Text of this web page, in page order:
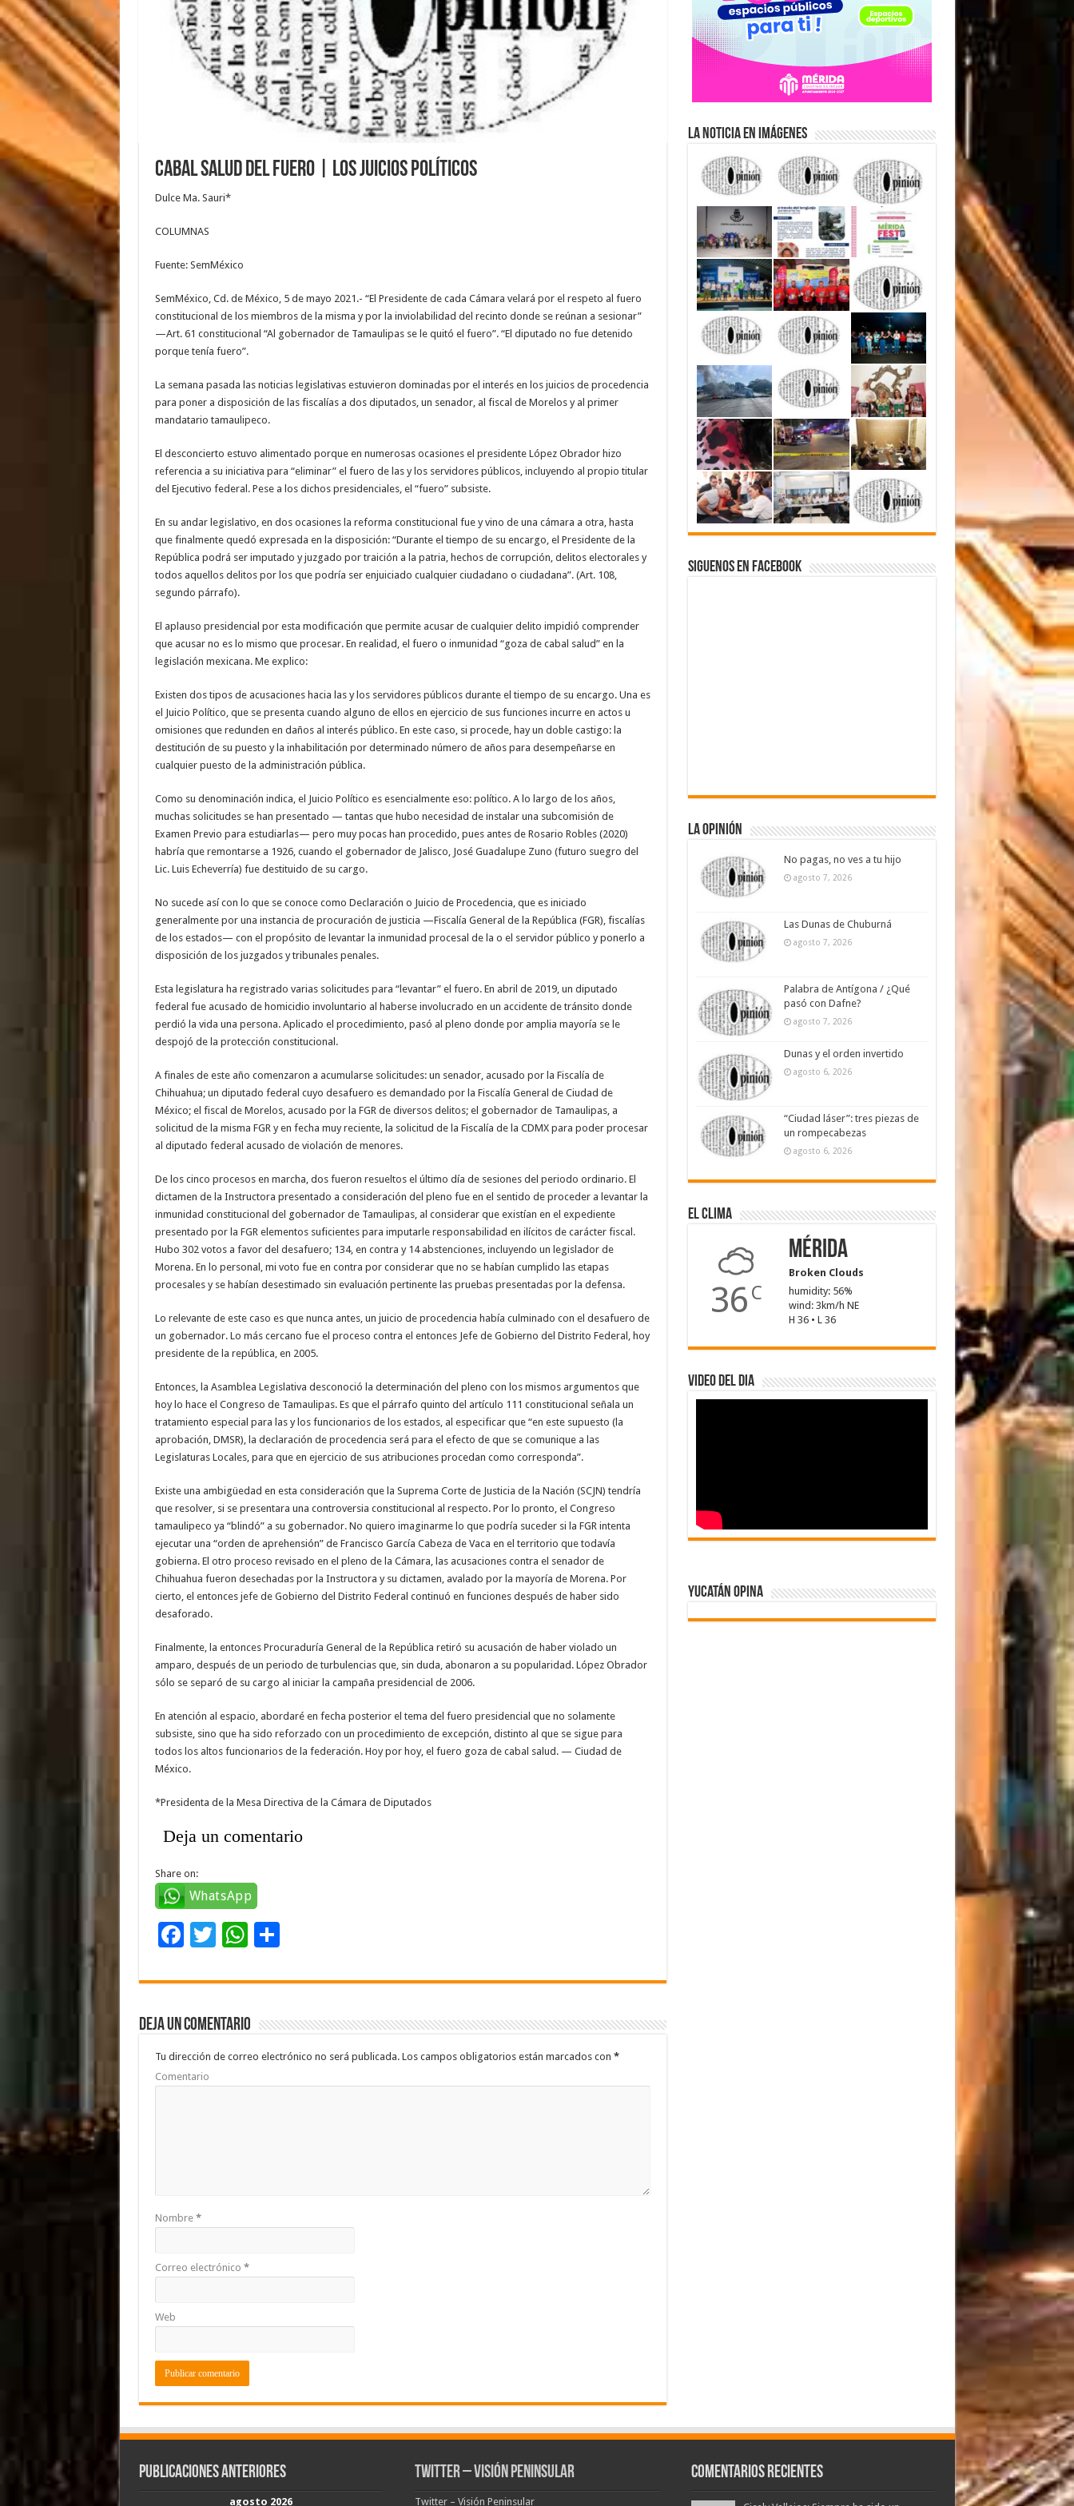
Cabal salud del fuero | Los juicios políticos
Dulce Ma. Sauri*
COLUMNAS
Fuente: SemMéxico
SemMéxico, Cd. de México, 5 de mayo 2021.- “El Presidente de cada Cámara velará por el respeto al fuero
constitucional de los miembros de la misma y por la inviolabilidad del recinto donde se reúnan a sesionar”
—Art. 61 constitucional “Al gobernador de Tamaulipas se le quitó el fuero”. “El diputado no fue detenido
porque tenía fuero”.
La semana pasada las noticias legislativas estuvieron dominadas por el interés en los juicios de procedencia
para poner a disposición de las fiscalías a dos diputados, un senador, al fiscal de Morelos y al primer
mandatario tamaulipeco.
El desconcierto estuvo alimentado porque en numerosas ocasiones el presidente López Obrador hizo
referencia a su iniciativa para “eliminar” el fuero de las y los servidores públicos, incluyendo al propio titular
del Ejecutivo federal. Pese a los dichos presidenciales, el “fuero” subsiste.
En su andar legislativo, en dos ocasiones la reforma constitucional fue y vino de una cámara a otra, hasta
que finalmente quedó expresada en la disposición: “Durante el tiempo de su encargo, el Presidente de la
República podrá ser imputado y juzgado por traición a la patria, hechos de corrupción, delitos electorales y
todos aquellos delitos por los que podría ser enjuiciado cualquier ciudadano o ciudadana”. (Art. 108,
segundo párrafo).
El aplauso presidencial por esta modificación que permite acusar de cualquier delito impidió comprender
que acusar no es lo mismo que procesar. En realidad, el fuero o inmunidad “goza de cabal salud” en la
legislación mexicana. Me explico:
Existen dos tipos de acusaciones hacia las y los servidores públicos durante el tiempo de su encargo. Una es
el Juicio Político, que se presenta cuando alguno de ellos en ejercicio de sus funciones incurre en actos u
omisiones que redunden en daños al interés público. En este caso, si procede, hay un doble castigo: la
destitución de su puesto y la inhabilitación por determinado número de años para desempeñarse en
cualquier puesto de la administración pública.
Como su denominación indica, el Juicio Político es esencialmente eso: político. A lo largo de los años,
muchas solicitudes se han presentado — tantas que hubo necesidad de instalar una subcomisión de
Examen Previo para estudiarlas— pero muy pocas han procedido, pues antes de Rosario Robles (2020)
habría que remontarse a 1926, cuando el gobernador de Jalisco, José Guadalupe Zuno (futuro suegro del
Lic. Luis Echeverría) fue destituido de su cargo.
No sucede así con lo que se conoce como Declaración o Juicio de Procedencia, que es iniciado
generalmente por una instancia de procuración de justicia —Fiscalía General de la República (FGR), fiscalías
de los estados— con el propósito de levantar la inmunidad procesal de la o el servidor público y ponerlo a
disposición de los juzgados y tribunales penales.
Esta legislatura ha registrado varias solicitudes para “levantar” el fuero. En abril de 2019, un diputado
federal fue acusado de homicidio involuntario al haberse involucrado en un accidente de tránsito donde
perdió la vida una persona. Aplicado el procedimiento, pasó al pleno donde por amplia mayoría se le
despojó de la protección constitucional.
A finales de este año comenzaron a acumularse solicitudes: un senador, acusado por la Fiscalía de
Chihuahua; un diputado federal cuyo desafuero es demandado por la Fiscalía General de Ciudad de
México; el fiscal de Morelos, acusado por la FGR de diversos delitos; el gobernador de Tamaulipas, a
solicitud de la misma FGR y en fecha muy reciente, la solicitud de la Fiscalía de la CDMX para poder procesar
al diputado federal acusado de violación de menores.
De los cinco procesos en marcha, dos fueron resueltos el último día de sesiones del periodo ordinario. El
dictamen de la Instructora presentado a consideración del pleno fue en el sentido de proceder a levantar la
inmunidad constitucional del gobernador de Tamaulipas, al considerar que existían en el expediente
presentado por la FGR elementos suficientes para imputarle responsabilidad en ilícitos de carácter fiscal.
Hubo 302 votos a favor del desafuero; 134, en contra y 14 abstenciones, incluyendo un legislador de
Morena. En lo personal, mi voto fue en contra por considerar que no se habían cumplido las etapas
procesales y se habían desestimado sin evaluación pertinente las pruebas presentadas por la defensa.
Lo relevante de este caso es que nunca antes, un juicio de procedencia había culminado con el desafuero de
un gobernador. Lo más cercano fue el proceso contra el entonces Jefe de Gobierno del Distrito Federal, hoy
presidente de la república, en 2005.
Entonces, la Asamblea Legislativa desconoció la determinación del pleno con los mismos argumentos que
hoy lo hace el Congreso de Tamaulipas. Es que el párrafo quinto del artículo 111 constitucional señala un
tratamiento especial para las y los funcionarios de los estados, al especificar que “en este supuesto (la
aprobación, DMSR), la declaración de procedencia será para el efecto de que se comunique a las
Legislaturas Locales, para que en ejercicio de sus atribuciones procedan como corresponda”.
Existe una ambigüedad en esta consideración que la Suprema Corte de Justicia de la Nación (SCJN) tendría
que resolver, si se presentara una controversia constitucional al respecto. Por lo pronto, el Congreso
tamaulipeco ya “blindó” a su gobernador. No quiero imaginarme lo que podría suceder si la FGR intenta
ejecutar una “orden de aprehensión” de Francisco García Cabeza de Vaca en el territorio que todavía
gobierna. El otro proceso revisado en el pleno de la Cámara, las acusaciones contra el senador de
Chihuahua fueron desechadas por la Instructora y su dictamen, avalado por la mayoría de Morena. Por
cierto, el entonces jefe de Gobierno del Distrito Federal continuó en funciones después de haber sido
desaforado.
Finalmente, la entonces Procuraduría General de la República retiró su acusación de haber violado un
amparo, después de un periodo de turbulencias que, sin duda, abonaron a su popularidad. López Obrador
sólo se separó de su cargo al iniciar la campaña presidencial de 2006.
En atención al espacio, abordaré en fecha posterior el tema del fuero presidencial que no solamente
subsiste, sino que ha sido reforzado con un procedimiento de excepción, distinto al que se sigue para
todos los altos funcionarios de la federación. Hoy por hoy, el fuero goza de cabal salud. — Ciudad de
México.
*Presidenta de la Mesa Directiva de la Cámara de Diputados
Deja un comentario
Share on:
WhatsApp
F
e
b
o
o
k
T
tt
er
W
at
sA
p
p
C
m
ar
ti
r
Deja un comentario
Tu dirección de correo electrónico no será publicada.Los campos obligatorios están marcados con *
Comentario
Nombre *
Correo electrónico *
Web
La Noticia en Imágenes
Siguenos en Facebook
La Opinión
No pagas, no ves a tu hijo
agosto 7, 2026
Las Dunas de Chuburná
agosto 7, 2026
Palabra de Antígona / ¿Qué
pasó con Dafne?
agosto 7, 2026
Dunas y el orden invertido
agosto 6, 2026
“Ciudad láser”: tres piezas de
un rompecabezas
agosto 6, 2026
El Clima
36 C
Mérida
Broken Clouds
humidity: 56%
wind: 3km/h NE
H 36 • L 36
Video del dia
Yucatán Opina
Publicaciones Anteriores
agosto 2026
Twitter – Visión Peninsular
Twitter – Visión Peninsular
Comentarios Recientes